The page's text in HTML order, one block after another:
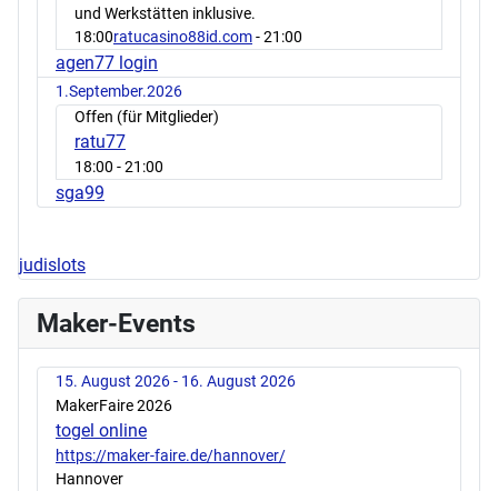
und Werkstätten inklusive.
18:00ratucasino88id.com- 21:00
agen77 login
1.September.2026
Offen (für Mitglieder)
ratu77
18:00 - 21:00
sga99
judislots
Maker-Events
15. August 2026 - 16. August 2026
MakerFaire 2026
togel online
https://maker-faire.de/hannover/
Hannover